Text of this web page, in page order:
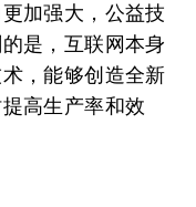
加强大，公益技
是，互联网本身
，能够创造全新
高生产率和效